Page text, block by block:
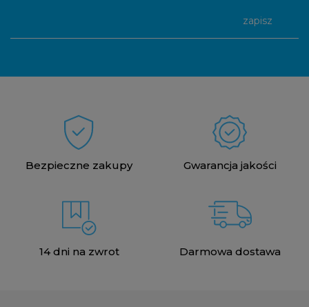
zapisz
Bezpieczne zakupy Gwarancja jakości
14 dni na zwrot Darmowa dostawa